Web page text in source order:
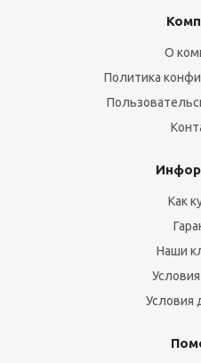
О
Политика
Как
Наши
Условия